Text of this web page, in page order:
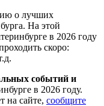
о лучших
На этой
в 2026 году
скоро:
событий и
в 2026 году.
на сайте, сообщите